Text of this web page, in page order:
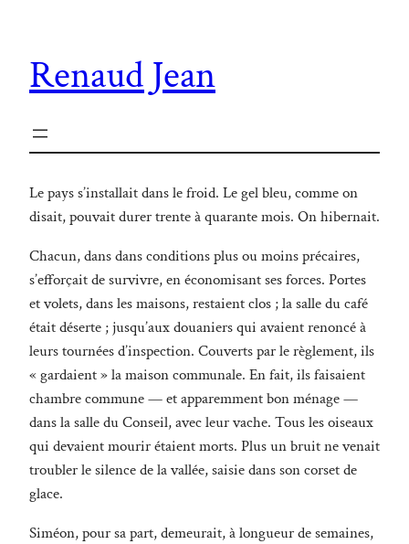
Renaud Jean
Le pays s’installait dans le froid. Le gel bleu, comme on
disait, pouvait durer trente à quarante mois. On hibernait.
Chacun, dans dans conditions plus ou moins précaires,
s’efforçait de survivre, en économisant ses forces. Portes
et volets, dans les maisons, restaient clos ; la salle du café
était déserte ; jusqu’aux douaniers qui avaient renoncé à
leurs tournées d’inspection. Couverts par le règlement, ils
« gardaient » la maison communale. En fait, ils faisaient
chambre commune — et apparemment bon ménage —
dans la salle du Conseil, avec leur vache. Tous les oiseaux
qui devaient mourir étaient morts. Plus un bruit ne venait
troubler le silence de la vallée, saisie dans son corset de
glace.
Siméon, pour sa part, demeurait, à longueur de semaines,